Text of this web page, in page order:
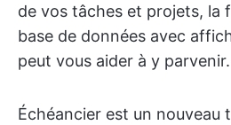
de vos tâches et projets, la
base de données avec
peut vous aider à y parvenir.
Échéancier est un nouveau